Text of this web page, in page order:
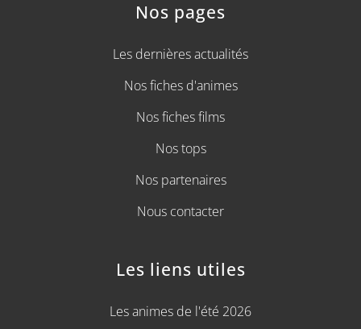
Nos pages
Les dernières actualités
Nos fiches d'animes
Nos fiches films
Nos tops
Nos partenaires
Nous contacter
Les liens utiles
Les animes de l'été 2026